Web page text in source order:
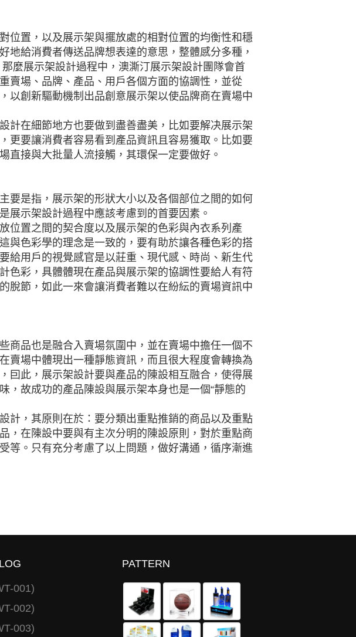
位置，以及展示架與擺放處的相對位置的均衡性和穩
地給消費者傳送品牌想表達的意思，整體感分多種，
麼展示架設計過程中，澳澌汀展示架設計團隊會首
賣場、品牌、產品、用戶各個方面的協調性，並從
以創新驅動機制出品創意展示架以使品牌商在賣場中
計在細節地方也要做到盡善盡美，比如要解决展示架
更要讓消費者容易看到產品資訊且容易獲取。比如要
直接與大批量人流接觸，其環保一定要做好。
要是指，展示架的形狀大小以及各個部位之間的如何
展示架設計過程中應該考慮到的首要因素。
位置之間的契合度以及展示架的色彩與內衣系列產
與色彩學的理念是一致的，要有助於讓各種色彩的搭
給用戶的視覺感官是以莊重、現代感、時尚、新生代
色彩，具體體現在產品與展示架的協調性要給人有符
脫節，如此一來會讓消費者難以在紛紜的賣場資訊中
商品也是融合入賣場氛圍中，並在賣場中擔任一個不
賣場中體現出一種靜態資訊，而且很大程度會轉換為
囙此，展示架設計要與產品的陳設相互融合，使得展
，故成功的產品陳設與展示架本身也是一個“靜態的
計，其原則在於：要分類出重點推銷的商品以及重點
，在陳設中要與有主次分明的陳設原則，對於重點商
等。只有充分考慮了以上問題，做好溝通，循序漸進
001)
002)
003)
PATTERN